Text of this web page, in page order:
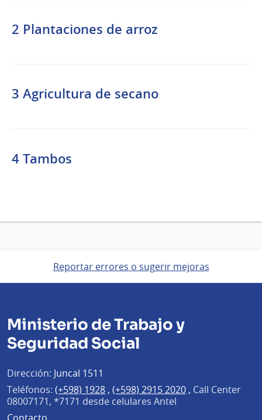
2 Plantaciones de arroz
3 Agricultura de secano
4 Tambos
Reportar errores o sugerir mejoras
Ministerio de Trabajo y
Seguridad Social
Dirección: Juncal 1511
Teléfonos: (+598) 1928 , (+598) 2915 2020 , Call Center
08007171, *7171 desde celulares Antel
Contacto